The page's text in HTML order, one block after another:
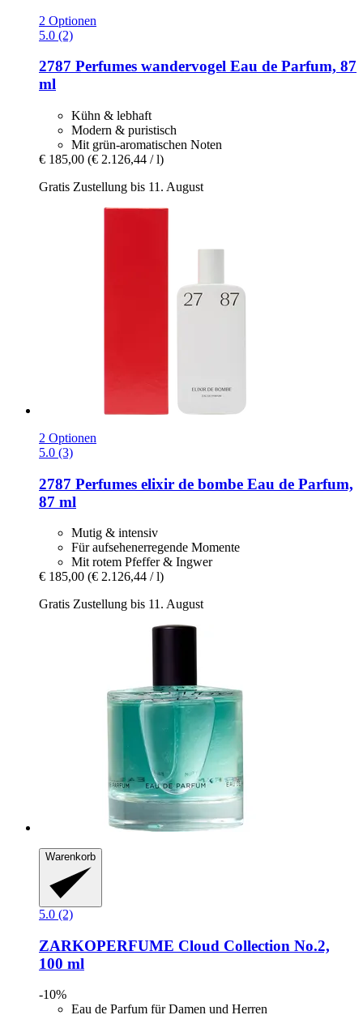
2 Optionen
5.0 (2)
2787 Perfumes wandervogel Eau de Parfum, 87
ml
Kühn & lebhaft
Modern & puristisch
Mit grün-aromatischen Noten
€ 185,00 (€ 2.126,44 / l)
Gratis Zustellung bis 11. August
2 Optionen
5.0 (3)
2787 Perfumes elixir de bombe Eau de Parfum,
87 ml
Mutig & intensiv
Für aufsehenerregende Momente
Mit rotem Pfeffer & Ingwer
€ 185,00 (€ 2.126,44 / l)
Gratis Zustellung bis 11. August
Warenkorb
5.0 (2)
ZARKOPERFUME Cloud Collection No.2,
100 ml
-10%
Eau de Parfum für Damen und Herren